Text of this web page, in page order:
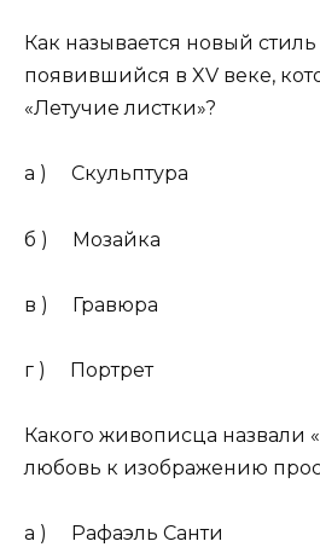
Как называется новый
появившийся в XV веке,
«Летучие листки»?
а ) Скульптура
б ) Мозайка
в ) Гравюра
г ) Портрет
Какого живописца назвали
любовь к изображению
а ) Рафаэль Санти